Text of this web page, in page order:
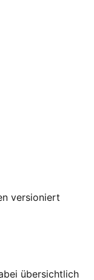
versioniert
übersichtlich